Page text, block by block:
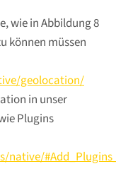
wie in Abbildung 8
können müssen
geolocation/
in unser
Plugins